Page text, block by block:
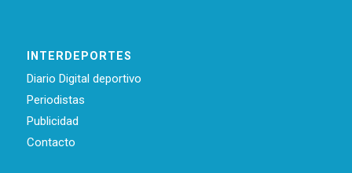
INTERDEPORTES
Diario Digital deportivo
Periodistas
Publicidad
Contacto